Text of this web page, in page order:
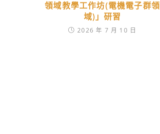
領域教學工作坊(電機電子群領
域)」研習
2026 年 7 月 10 日